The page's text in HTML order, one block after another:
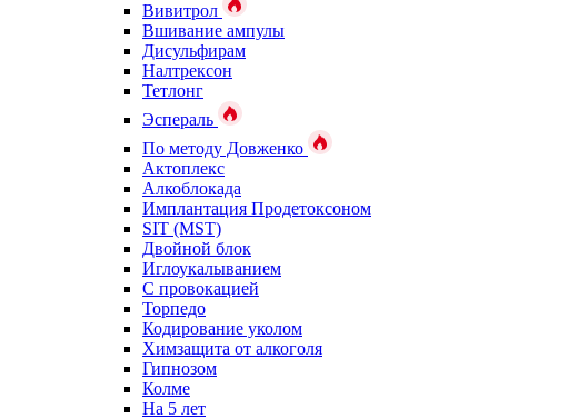
Вивитрол
Вшивание ампулы
Дисульфирам
Налтрексон
Тетлонг
Эспераль
По методу Довженко
Актоплекс
Алкоблокада
Имплантация Продетоксоном
SIT (MST)
Двойной блок
Иглоукалыванием
С провокацией
Торпедо
Кодирование уколом
Химзащита от алкоголя
Гипнозом
Колме
На 5 лет